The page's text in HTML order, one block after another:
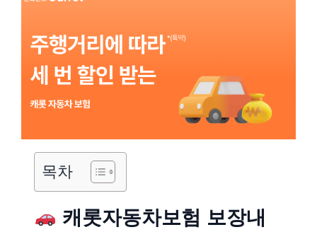
목차
캐롯자동차보험 보장내